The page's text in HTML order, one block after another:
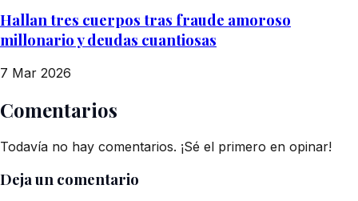
Hallan tres cuerpos tras fraude amoroso
millonario y deudas cuantiosas
7 Mar 2026
Comentarios
Todavía no hay comentarios. ¡Sé el primero en opinar!
Deja un comentario